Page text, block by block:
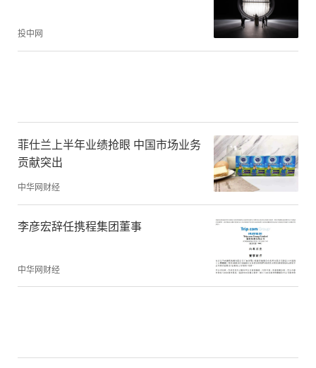
投中网
菲仕兰上半年业绩抢眼 中国市场业务
贡献突出
中华网财经
李彦宏辞任携程集团董事
中华网财经